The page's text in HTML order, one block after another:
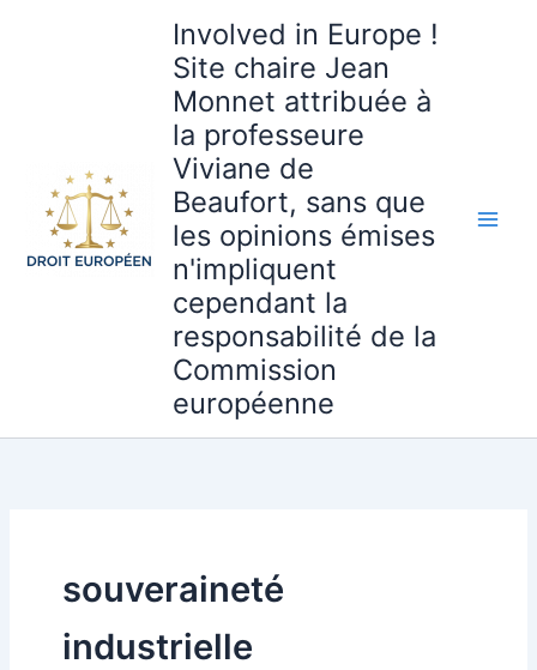
Involved in Europe !
Site chaire Jean
Monnet attribuée à
la professeure
Viviane de
Beaufort, sans que
les opinions émises
n'impliquent
cependant la
responsabilité de la
Commission
européenne
souveraineté
industrielle